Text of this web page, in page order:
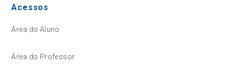
Acessos
Área do Aluno
Área do Professor